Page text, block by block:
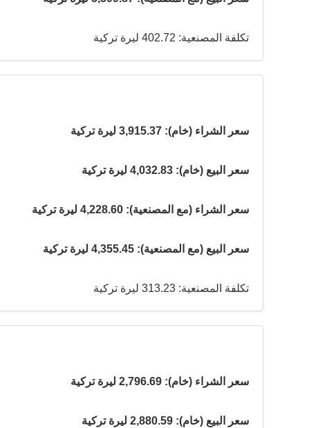
تكلفة المصنعية: 402.72 ليرة تركية
سعر الشراء (خام): 3,915.37 ليرة تركية
سعر البيع (خام): 4,032.83 ليرة تركية
سعر الشراء (مع المصنعية): 4,228.60 ليرة تركية
سعر البيع (مع المصنعية): 4,355.45 ليرة تركية
تكلفة المصنعية: 313.23 ليرة تركية
سعر الشراء (خام): 2,796.69 ليرة تركية
سعر البيع (خام): 2,880.59 ليرة تركية